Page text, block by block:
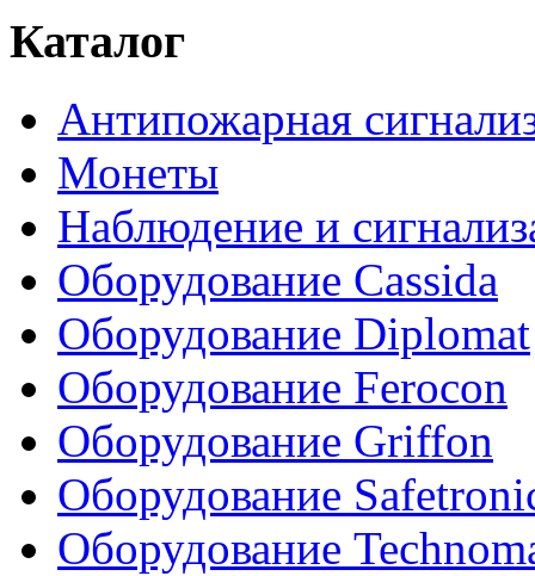
Каталог
Антипожарная
Монеты
Наблюдение и
Оборудование Cassida
Оборудование Diplomat
Оборудование Ferocon
Оборудование Griffon
Оборудование
Оборудование